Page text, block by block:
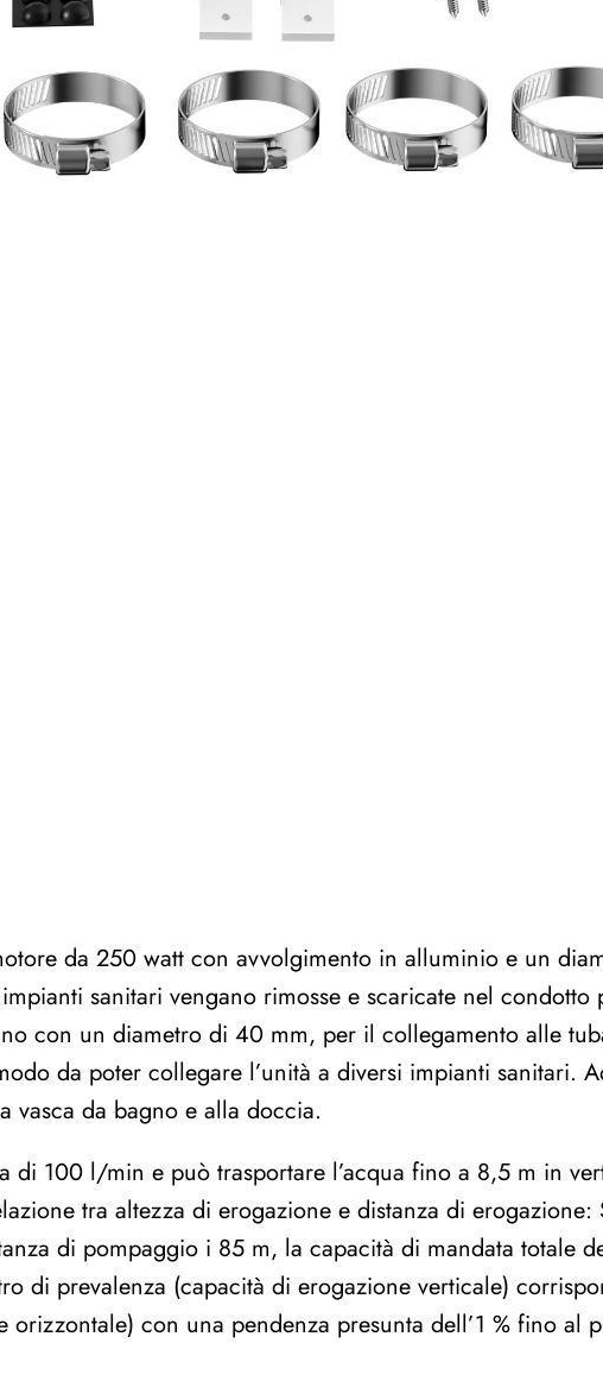
da 250 watt con avvolgimento in alluminio e un
sanitari vengano rimosse e scaricate nel condotto
con un diametro di 40 mm, per il collegamento alle
da poter collegare l’unità a diversi impianti sanitari.
vasca da bagno e alla doccia.
di 100 l/min e può trasportare l’acqua fino a 8,5 m in
tra altezza di erogazione e distanza di erogazione:
di pompaggio i 85 m, la capacità di mandata totale
di prevalenza (capacità di erogazione verticale)
con una pendenza presunta dell’1 % fino al